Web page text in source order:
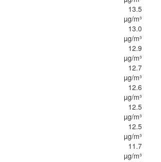
13.5
µg/m³
13.0
µg/m³
12.9
µg/m³
12.7
µg/m³
12.6
µg/m³
12.5
µg/m³
12.5
µg/m³
11.7
µg/m³